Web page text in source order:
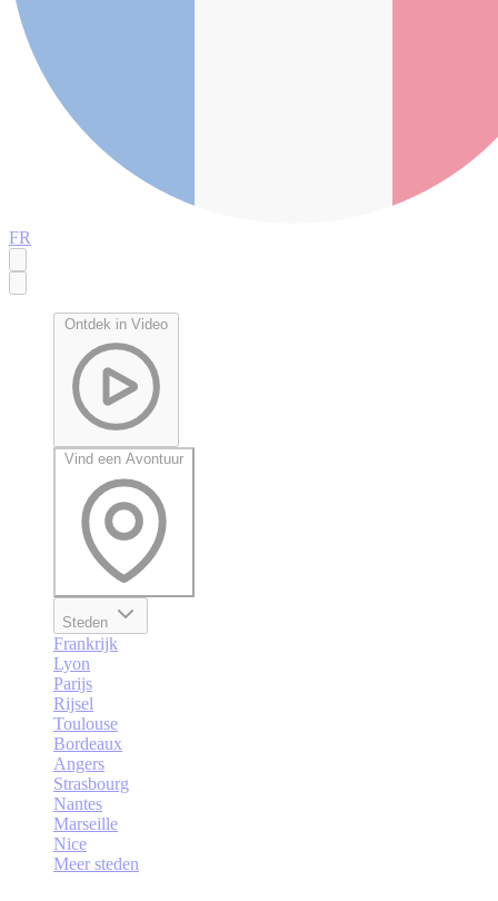
FR
Ontdek in Video
Vind een Avontuur
Steden
Frankrijk
Lyon
Parijs
Rijsel
Toulouse
Bordeaux
Angers
Strasbourg
Nantes
Marseille
Nice
Meer steden